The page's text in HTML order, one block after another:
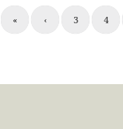
« ‹ 3 4